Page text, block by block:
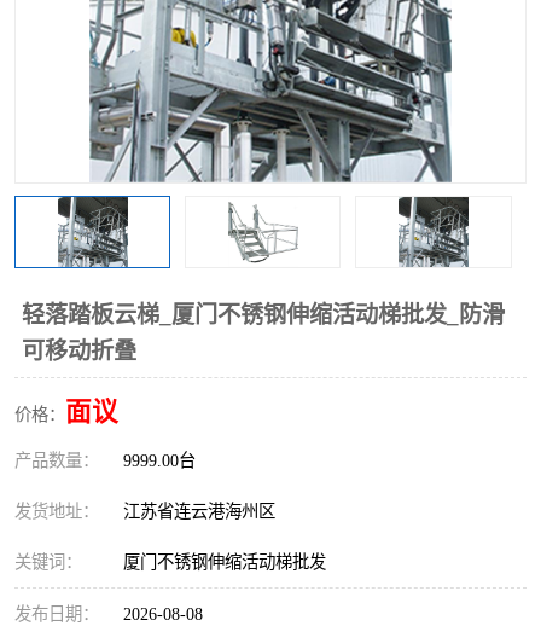
轻落踏板云梯_厦门不锈钢伸缩活动梯批发_防滑
可移动折叠
价格： 面议
产品数量： 9999.00台
发货地址： 江苏省连云港海州区
关键词： 厦门不锈钢伸缩活动梯批发
发布日期： 2026-08-08